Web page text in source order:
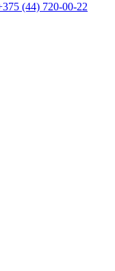
(44) 720-00-22